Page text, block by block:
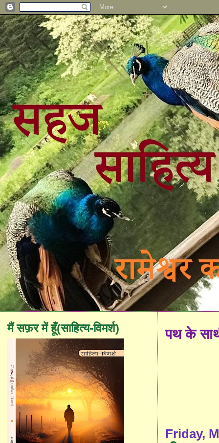
पथ के
Friday,
मैं सफ़र में हूँ(साहित्य-विमर्श)